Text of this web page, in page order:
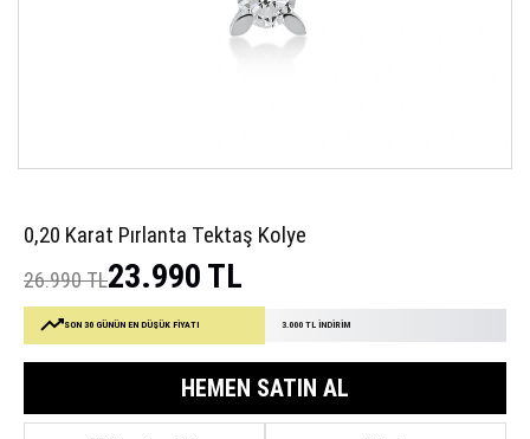
0,20 Karat Pırlanta Tektaş Kolye
26.990 TL23.990 TL
SON 30 GÜNÜN EN DÜŞÜK FİYATI 3.000 TL İNDİRİM
HEMEN SATIN AL